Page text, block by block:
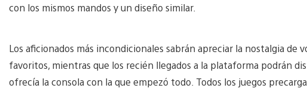
con los mismos mandos y un diseño similar.
Los aficionados más incondicionales sabrán apreciar la nostalgia de
favoritos, mientras que los recién llegados a la plataforma podrán
ofrecía la consola con la que empezó todo. Todos los juegos